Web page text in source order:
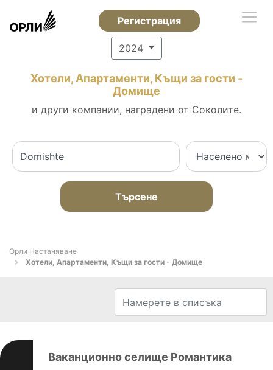
Регистрация
2024
Хотели, Апартаменти, Къщи за гости -
Домище
и други компании, наградени от Соколите.
Търсене
Орли Настаняване
Хотели, Апартаменти, Къщи за гости - Домище
Ваканционно селище Романтика